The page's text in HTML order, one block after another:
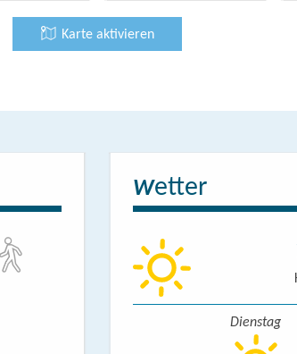
Karte aktivieren
Wetter
Dienstag